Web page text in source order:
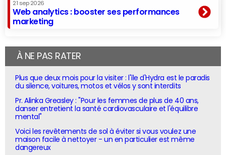
21 sep 2026
Web analytics : booster ses performances
marketing
À NE PAS RATER
Plus que deux mois pour la visiter : l'île d'Hydra est le paradis
du silence, voitures, motos et vélos y sont interdits
Pr. Alinka Greasley : "Pour les femmes de plus de 40 ans,
danser entretient la santé cardiovasculaire et l'équilibre
mental"
Voici les revêtements de sol à éviter si vous voulez une
maison facile à nettoyer - un en particulier est même
dangereux